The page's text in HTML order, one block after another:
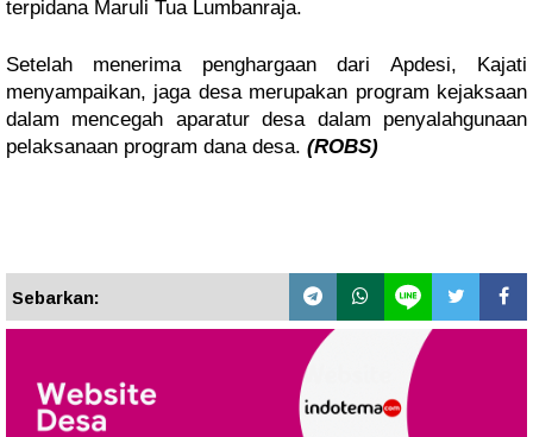
terpidana Maruli Tua Lumbanraja.
Setelah menerima penghargaan dari Apdesi, Kajati
menyampaikan, jaga desa merupakan program kejaksaan
dalam mencegah aparatur desa dalam penyalahgunaan
pelaksanaan program dana desa. (ROBS)
Sebarkan: